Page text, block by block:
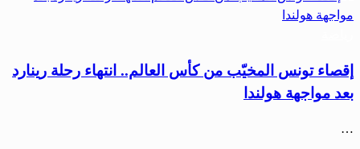
إقصاء تونس المخيّب من كأس العالم.. انتهاء رحلة رينارد
بعد مواجهة هولندا
…